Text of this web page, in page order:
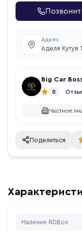
Адрес
Аделя Кутуя
Big Car
0
Частное
Поделиться
Наличие RDBox